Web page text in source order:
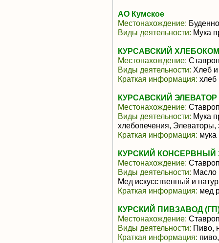
АО Кумское
Местонахождение:
Виды деятельности: Мука
КУРСАВСКИЙ
Местонахождение:
Виды деятельности: Хлеб
Краткая информация: хлеб
КУРСАВСКИЙ ЭЛЕВАТОР
Местонахождение:
Виды деятельности: Мука
хлебопечения,
Краткая информация: мука
КУРСКИЙ КОНСЕРВНЫЙ
Местонахождение:
Виды деятельности: Масло
Мед искусственный и
Краткая информация: мед
КУРСКИЙ ПИВЗАВОД
Местонахождение:
Виды деятельности: Пиво,
Краткая информация: